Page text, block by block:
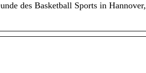
des Basketball Sports in Hannover,